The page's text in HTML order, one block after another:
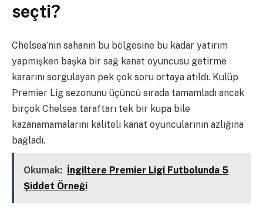
seçti?
Chelsea’nin sahanın bu bölgesine bu kadar yatırım
yapmışken başka bir sağ kanat oyuncusu getirme
kararını sorgulayan pek çok soru ortaya atıldı. Kulüp
Premier Lig sezonunu üçüncü sırada tamamladı ancak
birçok Chelsea taraftarı tek bir kupa bile
kazanamamalarını kaliteli kanat oyuncularının azlığına
bağladı.
Okumak: İngiltere Premier Ligi Futbolunda 5
Şiddet Örneği